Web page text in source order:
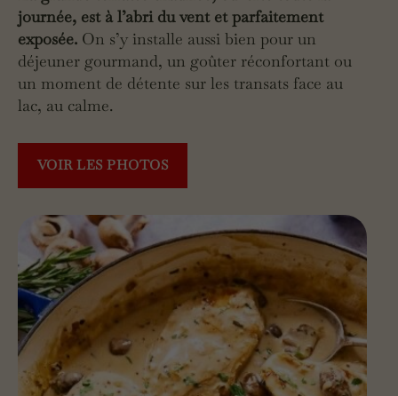
journée, est à l’abri du vent et parfaitement
exposée. On s’y installe aussi bien pour un
déjeuner gourmand, un goûter réconfortant ou
un moment de détente sur les transats face au
lac, au calme.
VOIR LES PHOTOS